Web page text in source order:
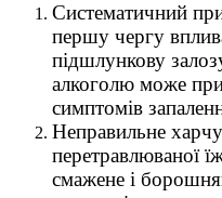
Систематичний
першу чергу
підшлункову
алкоголю може
симптомів
Неправильне
перетравлюваної
смажене і